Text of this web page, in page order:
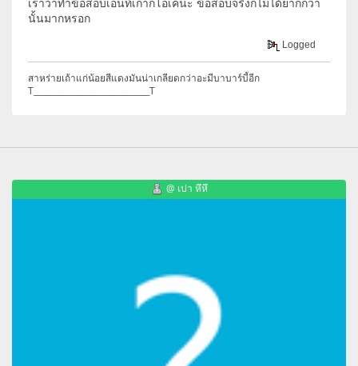
นั้นมากหรอก
Logged
สาหร่ายเถ้าแก่น้อยสีแดงมันน่าเกลียดกว่าอะมีบาบาร์บี้อีก
T_____________________________T
@ เปา หึหึ